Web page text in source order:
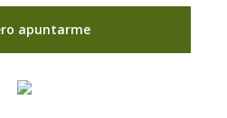
apuntarme